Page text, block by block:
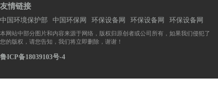
友情链接
中国环境保护部 中国环保网 环保设备网 环保设备网 环保设备网
本网站中部分图片和内容来源于网络，版权归原创者或公司所有，如果我们侵犯了
您的版权，请您告知，我们将立即删除，谢谢！
鲁ICP备18039103号-4